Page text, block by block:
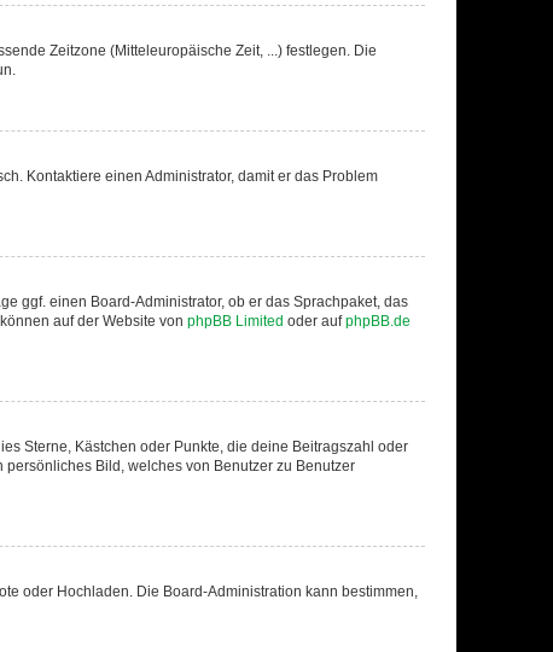
Zeitzone (Mitteleuropäische Zeit, ...) festlegen. Die
Kontaktiere einen Administrator, damit er das Problem
ggf. einen Board-Administrator, ob er das Sprachpaket, das
auf der Website von phpBB Limited oder aufphpBB.de
Sterne, Kästchen oder Punkte, die deine Beitragszahl oder
Bild, welches von Benutzer zu Benutzer
oder Hochladen. Die Board-Administration kann bestimmen,